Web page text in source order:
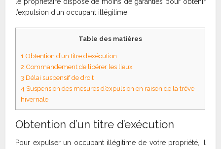
l’expulsion d’un occupant illégitime.
Table des matières
1 Obtention d’un titre d’exécution
2 Commandement de libérer les lieux
3 Délai suspensif de droit
4Suspension des mesures d’expulsion en raison de la trêve
hivernale
Obtention d’un titre d’exécution
Pour expulser un occupant illégitime de votre propriété, il